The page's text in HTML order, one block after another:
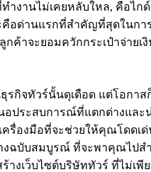
ำงานไม่เคยหลับใหล, คือไกด์
อด่านแรกที่สำคัญที่สุดในการ
กค้าจะยอมควักกระเป๋าจ่ายเ
รกิจทัวร์นั้นดุเดือด แต่โอกาส
อประสบการณ์ที่แตกต่างและ
ครื่องมือที่จะช่วยให้คุณโดดเ
ฉบับสมบูรณ์ ที่จะพาคุณไปส
างเว็บไซต์บริษัททัวร์ ที่ไม่เพี